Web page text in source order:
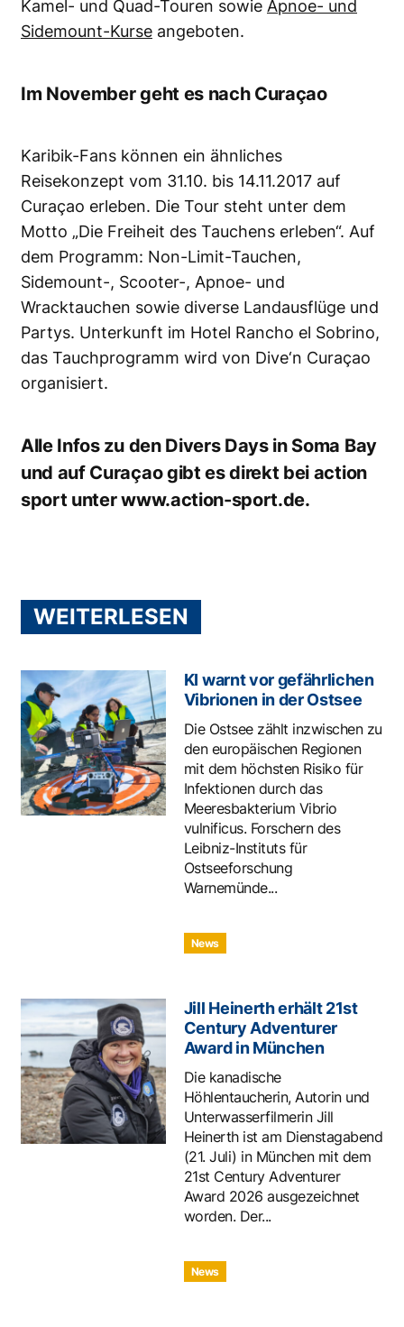
Kamel- und Quad-Touren sowie Apnoe- und
Sidemount-Kurse angeboten.
Im November geht es nach Curaçao
Karibik-Fans können ein ähnliches
Reisekonzept vom 31.10. bis 14.11.2017 auf
Curaçao erleben. Die Tour steht unter dem
Motto „Die Freiheit des Tauchens erleben“. Auf
dem Programm: Non-Limit-Tauchen,
Sidemount-, Scooter-, Apnoe- und
Wracktauchen sowie diverse Landausflüge und
Partys. Unterkunft im Hotel Rancho el Sobrino,
das Tauchprogramm wird von Dive‘n Curaçao
organisiert.
Alle Infos zu den Divers Days in Soma Bay
und auf Curaçao gibt es direkt bei action
sport unterwww.action-sport.de.
WEITERLESEN
KI warnt vor gefährlichen
Vibrionen in der Ostsee
Die Ostsee zählt inzwischen zu
den europäischen Regionen
mit dem höchsten Risiko für
Infektionen durch das
Meeresbakterium Vibrio
vulnificus. Forschern des
Leibniz-Instituts für
Ostseeforschung
Warnemünde...
News
Jill Heinerth erhält 21st
Century Adventurer
Award in München
Die kanadische
Höhlentaucherin, Autorin und
Unterwasserfilmerin Jill
Heinerth ist am Dienstagabend
(21. Juli) in München mit dem
21st Century Adventurer
Award 2026 ausgezeichnet
worden. Der...
News